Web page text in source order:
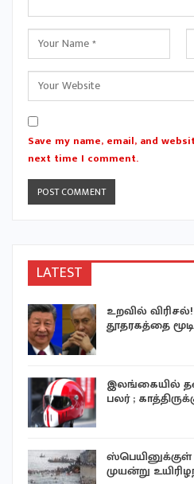
Save my name, email, and
next time I comment.
LATEST
உறவில்
தூதரகத்தை
இலங்கையில்
பலர் ;
முயன்று